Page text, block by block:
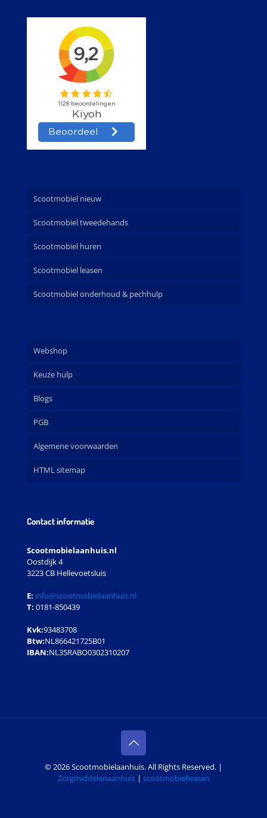
Scootmobiel nieuw
Scootmobiel tweedehands
Scootmobiel huren
Scootmobiel leasen
Scootmobiel onderhoud & pechhulp
Webshop
Keuze hulp
Blogs
PGB
Algemene voorwaarden
HTML sitemap
Contact informatie
Scootmobielaanhuis.nl
Oostdijk 4
3223 CB Hellevoetsluis
E: info@scootmobielaanhuis.nl
T: 0181-850439
Kvk:93483708
Btw:NL866421725B01
IBAN:NL35RABO0302310207
© 2026 Scootmobielaanhuis. All Rights Reserved. |
Zorgmiddelenaanhuis| scootmobielleasen